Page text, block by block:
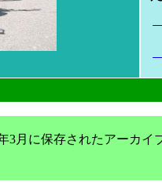
3月に保存されたアーカ